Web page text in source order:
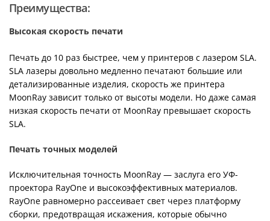
Преимущества:
Высокая скорость печати
Печать до 10 раз быстрее, чем у принтеров с лазером SLA.
SLA лазеры довольно медленно печатают большие или
детализированные изделия, скорость же принтера
MoonRay зависит только от высоты модели. Но даже самая
низкая скорость печати от MoonRay превышает скорость
SLA.
Печать точных моделей
Исключительная точность MoonRay — заслуга его УФ-
проектора RayOne и высокоэффективных материалов.
RayOne равномерно рассеивает свет через платформу
сборки, предотвращая искажения, которые обычно